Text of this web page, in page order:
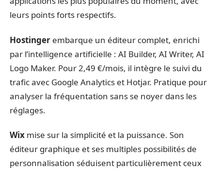
leurs points forts respectifs.
Hostinger embarque un éditeur complet, enrichi
par l’intelligence artificielle : AI Builder, AI Writer, AI
Logo Maker. Pour 2,49 €/mois, il intègre le suivi du
trafic avec Google Analytics et Hotjar. Pratique pour
analyser la fréquentation sans se noyer dans les
réglages.
Wix mise sur la simplicité et la puissance. Son
éditeur graphique et ses multiples possibilités de
personnalisation séduisent particulièrement ceux